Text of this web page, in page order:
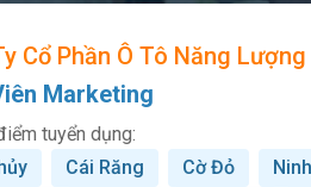
Cổ Phần Ô Tô Năng
Marketing
tuyển dụng:
Cái Răng Cờ Đỏ